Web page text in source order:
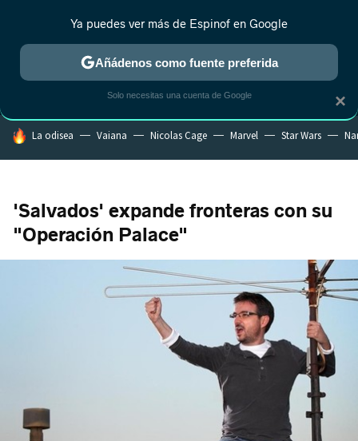
MENÚ NUEVO
ESTRENOS REALITY ANIME RANKINGS CINE
HOY SE HABLA DE
La odisea Vaiana Nicolas Cage Marvel Star Wars
'Salvados' expande fronteras con su
"Operación Palace"
×
Ya puedes ver más de Espinof en Google
Añádenos como fuente preferida
Solo necesitas una cuenta de Google